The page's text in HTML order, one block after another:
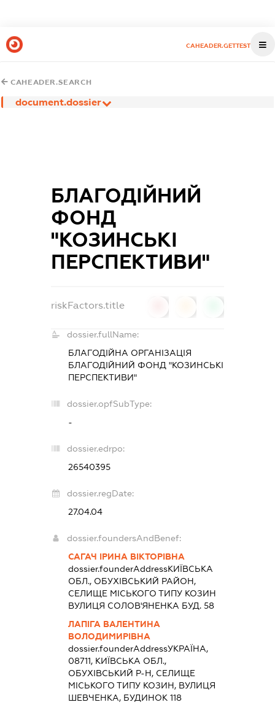
CAHEADER.GETTEST
CAHEADER.SEARCH
document.dossier
БЛАГОДІЙНИЙ
ФОНД
"КОЗИНСЬКІ
ПЕРСПЕКТИВИ"
riskFactors.title
dossier.fullName:
БЛАГОДІЙНА ОРГАНІЗАЦІЯ
БЛАГОДІЙНИЙ ФОНД "КОЗИНСЬКІ
ПЕРСПЕКТИВИ"
dossier.opfSubType:
-
dossier.edrpo:
26540395
dossier.regDate:
27.04.04
dossier.foundersAndBenef:
САГАЧ ІРИНА ВІКТОРІВНА
dossier.founderAddressКИЇВСЬКА
ОБЛ., ОБУХІВСЬКИЙ РАЙОН,
СЕЛИЩЕ МІСЬКОГО ТИПУ КОЗИН
ВУЛИЦЯ СОЛОВ'ЯНЕНКА БУД. 58
ЛАПІГА ВАЛЕНТИНА
ВОЛОДИМИРІВНА
dossier.founderAddressУКРАЇНА,
08711, КИЇВСЬКА ОБЛ.,
ОБУХІВСЬКИЙ Р-Н, СЕЛИЩЕ
МІСЬКОГО ТИПУ КОЗИН, ВУЛИЦЯ
ШЕВЧЕНКА, БУДИНОК 118